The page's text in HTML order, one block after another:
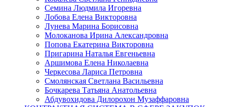
Семина Людмила Игоревна
Лобова Елена Викторовна
Лунева Марина Борисовна
Молоканова Ирина Александровна
Попова Екатерина Викторовна
Пригарина Наталья Евгеньевна
Аршимова Елена Николаевна
Черкесова Лариса Петровна
Смолянская Светлана Васильевна
Бочкарева Татьяна Анатольевна
Абдувохидова Дилорохон Музаффаровна